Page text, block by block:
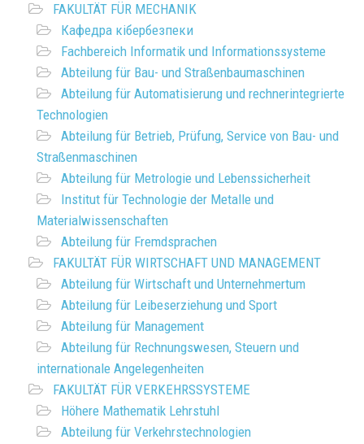
FAKULTÄT FÜR MECHANIK
Кафедра кібербезпеки
Fachbereich Informatik und Informationssysteme
Abteilung für Bau- und Straßenbaumaschinen
Abteilung für Automatisierung und rechnerintegrierte
Technologien
Abteilung für Betrieb, Prüfung, Service von Bau- und
Straßenmaschinen
Abteilung für Metrologie und Lebenssicherheit
Institut für Technologie der Metalle und
Materialwissenschaften
Abteilung für Fremdsprachen
FAKULTÄT FÜR WIRTSCHAFT UND MANAGEMENT
Abteilung für Wirtschaft und Unternehmertum
Abteilung für Leibeserziehung und Sport
Abteilung für Management
Abteilung für Rechnungswesen, Steuern und
internationale Angelegenheiten
FAKULTÄT FÜR VERKEHRSSYSTEME
Höhere Mathematik Lehrstuhl
Abteilung für Verkehrstechnologien